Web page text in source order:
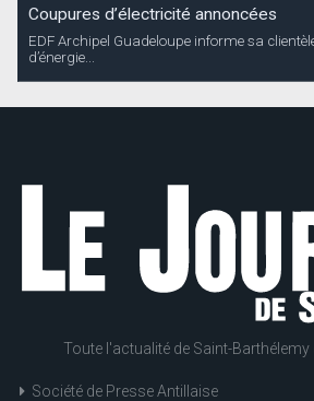
Coupures d’électricité annoncées
EDF Archipel Guadeloupe informe sa
d’énergie...
Toute l'actualité de Saint-
Société de Presse Antillaise